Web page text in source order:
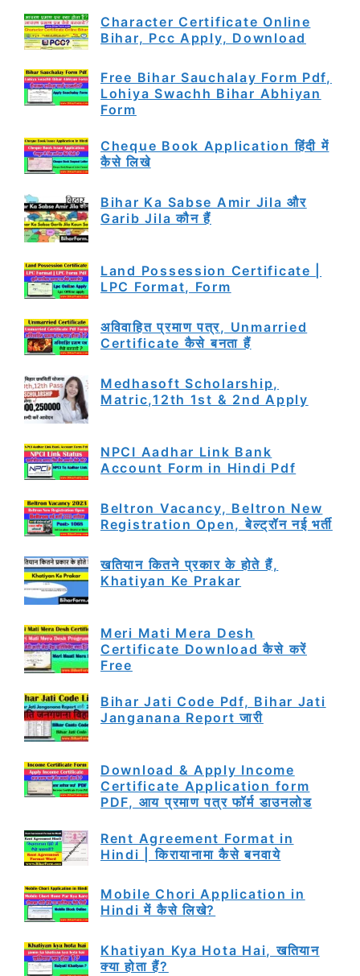
Character Certificate Online
Bihar, Pcc Apply, Download
Free Bihar Sauchalay Form Pdf,
Lohiya Swachh Bihar Abhiyan
Form
Cheque Book Application हिंदी में
कैसे लिखे
Bihar Ka Sabse Amir Jila और
Garib Jila कौन हैं
Land Possession Certificate |
LPC Format, Form
अविवाहित प्रमाण पत्र, Unmarried
Certificate कैसे बनता हैं
Medhasoft Scholarship,
Matric,12th 1st & 2nd Apply
NPCI Aadhar Link Bank
Account Form in Hindi Pdf
Beltron Vacancy, Beltron New
Registration Open, बेल्ट्रॉन नई भर्ती
खतियान कितने प्रकार के होते हैं,
Khatiyan Ke Prakar
Meri Mati Mera Desh
Certificate Download कैसे करें
Free
Bihar Jati Code Pdf, Bihar Jati
Janganana Report जारी
Download & Apply Income
Certificate Application form
PDF, आय प्रमाण पत्र फॉर्म डाउनलोड
Rent Agreement Format in
Hindi | किरायानामा कैसे बनवाये
Mobile Chori Application in
Hindi में कैसे लिखे?
Khatiyan Kya Hota Hai, खतियान
क्या होता हैं?